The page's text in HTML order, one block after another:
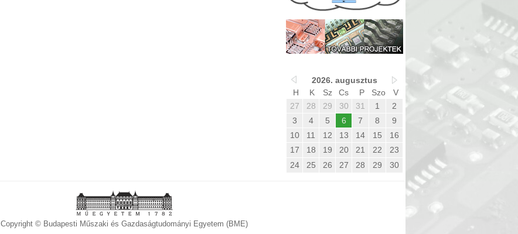
2026. augusztus
H
K Sz Cs P Szo
V
27
28 29 30 31 1
2
3
4 5 6 7 8
9
10
11 12 13 14 15
16
17
18 19 20 21 22
23
24
25 26 27 28 29 30
Copyright © Budapesti Műszaki és Gazdaságtudományi Egyetem (BME)